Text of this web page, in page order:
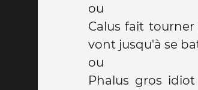
ou
Calus fait
vont jusqu'à se
ou
Phalus gros